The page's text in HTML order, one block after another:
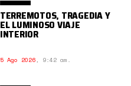
TERREMOTOS, TRAGEDIA Y
EL LUMINOSO VIAJE
INTERIOR
5 Ago 2026, 9:42 am.